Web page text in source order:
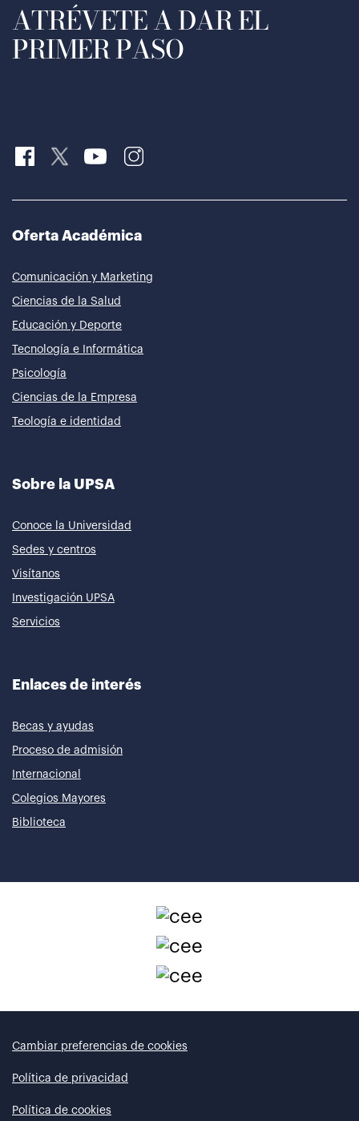
ATRÉVETE A DAR EL
PRIMER PASO
Oferta Académica
Comunicación y Marketing
Ciencias de la Salud
Educación y Deporte
Tecnología e Informática
Psicología
Ciencias de la Empresa
Teología e identidad
Sobre la UPSA
Conoce la Universidad
Sedes y centros
Visítanos
Investigación UPSA
Servicios
Enlaces de interés
Becas y ayudas
Proceso de admisión
Internacional
Colegios Mayores
Biblioteca
Cambiar preferencias de cookies
Política de privacidad
Política de cookies